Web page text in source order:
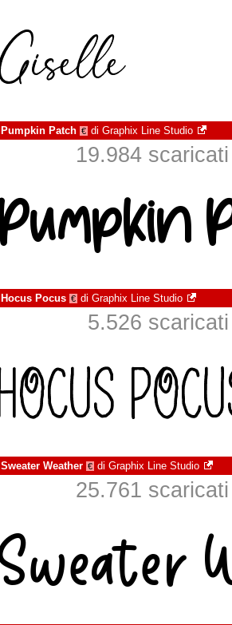
Pumpkin Patch € di Graphix Line Studio
19.984
Hocus Pocus € di Graphix Line Studio
5.526
Sweater Weather € di Graphix Line Studio
25.761